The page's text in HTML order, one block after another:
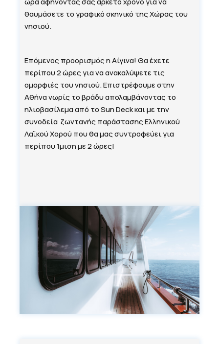
θαυμάσετε το γραφικό σκηνικό της Χώρας του
νησιού.
Επόμενος προορισμός η Αίγινα! Θα έχετε
περίπου 2 ώρες για να ανακαλύψετε τις
ομορφιές του νησιού. Επιστρέφουμε στην
Αθήνα νωρίς το βράδυ απολαμβάνοντας το
ηλιοβασίλεμα από το Sun Deck και με την
συνοδεία ζωντανής παράστασης Ελληνικού
Λαϊκού Χορού που θα μας συντροφεύει για
περίπου 1μιση με 2 ώρες!